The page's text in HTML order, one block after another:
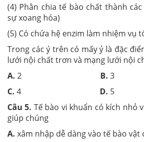
(4) Phân chia tế bào chất thành
sự xoang hóa)
(5) Có chứa hệ enzim làm nhiệm vụ
Trong các ý trên có mấy ý là đặc
lưới nội chất trơn và mạng lưới nội
A. 2 B. 3
C. 4 D. 5
Câu 5. Tế bào vi khuẩn có kích nhỏ
giúp chúng
A. xâm nhập dễ dàng vào tế bào vật